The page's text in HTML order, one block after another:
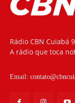
Rádio CBN Cuiabá
A rádio que toca
Email: